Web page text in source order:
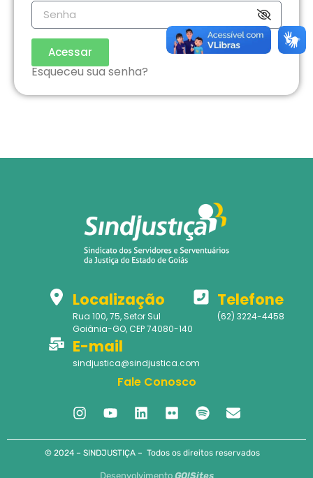
Acessar
Esqueceu sua senha?
Localização
Rua 100, 75, Setor Sul
Goiânia-GO, CEP 74080-140
Telefone
(62) 3224-4458
E-mail
sindjustica@sindjustica.com
Fale Conosco
© 2024 – SINDJUSTIÇA – Todos os direitos reservados
Desenvolvimento GO!Sites